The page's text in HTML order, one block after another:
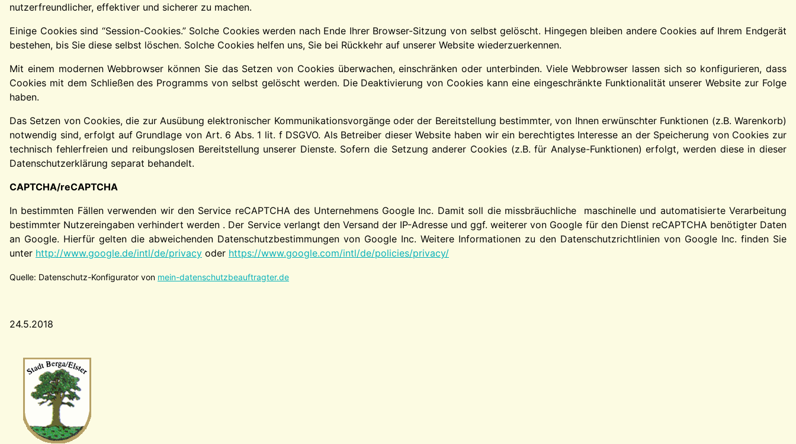
nutzerfreundlicher, effektiver und sicherer zu machen.
Einige Cookies sind “Session-Cookies.” Solche Cookies werden nach Ende Ihrer Browser-Sitzung von selbst gelöscht. Hingegen bleiben andere Cookies auf Ihrem Endgerät
bestehen, bis Sie diese selbst löschen. Solche Cookies helfen uns, Sie bei Rückkehr auf unserer Website wiederzuerkennen.
Mit einem modernen Webbrowser können Sie das Setzen von Cookies überwachen, einschränken oder unterbinden. Viele Webbrowser lassen sich so konfigurieren, dass
Cookies mit dem Schließen des Programms von selbst gelöscht werden. Die Deaktivierung von Cookies kann eine eingeschränkte Funktionalität unserer Website zur Folge
haben.
Das Setzen von Cookies, die zur Ausübung elektronischer Kommunikationsvorgänge oder der Bereitstellung bestimmter, von Ihnen erwünschter Funktionen (z.B. Warenkorb)
notwendig sind, erfolgt auf Grundlage von Art. 6 Abs. 1 lit. f DSGVO. Als Betreiber dieser Website haben wir ein berechtigtes Interesse an der Speicherung von Cookies zur
technisch fehlerfreien und reibungslosen Bereitstellung unserer Dienste. Sofern die Setzung anderer Cookies (z.B. für Analyse-Funktionen) erfolgt, werden diese in dieser
Datenschutzerklärung separat behandelt.
CAPTCHA/reCAPTCHA
In bestimmten Fällen verwenden wir den Service reCAPTCHA des Unternehmens Google Inc. Damit soll die missbräuchliche maschinelle und automatisierte Verarbeitung
bestimmter Nutzereingaben verhindert werden . Der Service verlangt den Versand der IP-Adresse und ggf. weiterer von Google für den Dienst reCAPTCHA benötigter Daten
an Google. Hierfür gelten die abweichenden Datenschutzbestimmungen von Google Inc. Weitere Informationen zu den Datenschutzrichtlinien von Google Inc. finden Sie
unter http://www.google.de/intl/de/privacy oder https://www.google.com/intl/de/policies/privacy/
Quelle: Datenschutz-Konfigurator von mein-datenschutzbeauftragter.de
24.5.2018